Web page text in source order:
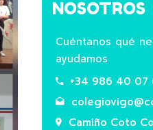
5º XORNADA
NOSOTROS
Cuéntanos qué
ayudamos
+34 986 40 07
Camiño Coto